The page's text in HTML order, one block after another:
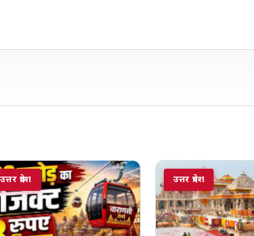
उत्तर प्रदेश उत्तर प्रदेश